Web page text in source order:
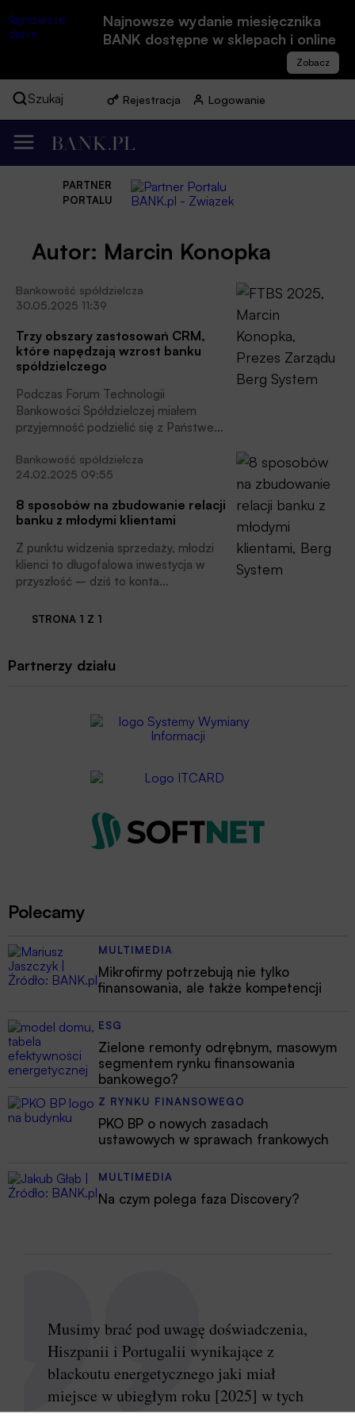
Najnowsze wydanie miesięcznika
BANK dostępne w sklepach i online
Szukaj Rejestracja Logowanie
PARTNER
PORTALU
Autor: Marcin Konopka
Bankowość spółdzielcza
30.05.2025 11:39
Trzy obszary zastosowań CRM,
które napędzają wzrost banku
spółdzielczego
Podczas Forum Technologii
Bankowości Spółdzielczej miałem
przyjemność podzielić się z Państwem
zarządami banków spółdzielczych,
które odbyłem w ostatnich miesiącach.
celów zawartych w strategii SGB na
lata 2025–2028 oraz roli technologii
w ich osiąganiu, pisze Marcin Konopka,
prezes zarządu Berg System.
Bankowość spółdzielcza
24.02.2025 09:55
8 sposobów na zbudowanie relacji
banku z młodymi klientami
Z punktu widzenia sprzedaży, młodzi
klienci to długofalowa inwestycja w
przyszłość – dziś to konta
inwestycje i produkty
STRONA 1 Z 1
Partnerzy działu
Polecamy
MULTIMEDIA
Mikrofirmy potrzebują nie tylko
finansowania, ale także kompetencji
ESG
Zielone remonty odrębnym, masowym
segmentem rynku finansowania
bankowego?
Z RYNKU FINANSOWEGO
PKO BP o nowych zasadach
ustawowych w sprawach frankowych
MULTIMEDIA
Na czym polega faza Discovery?
Musimy brać pod uwagę doświadczenia,
Hiszpanii i Portugalii wynikające z
blackoutu energetycznego jaki miał
miejsce w ubiegłym roku [2025] w tych
krajach. Wówczas korzystanie z obrotu